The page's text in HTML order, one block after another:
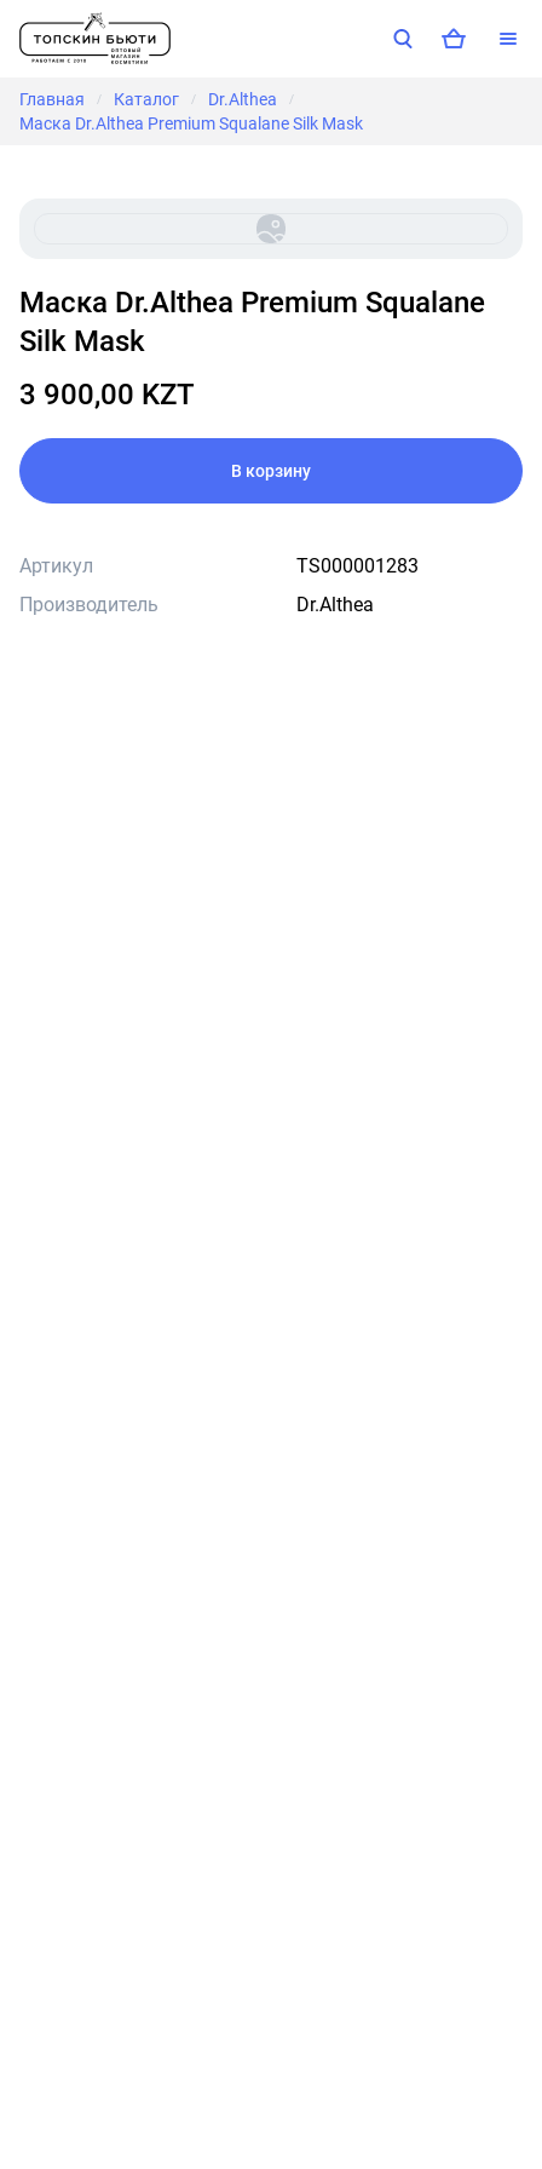
Главная / Каталог / Dr.Althea /
Маска Dr.Althea Premium Squalane Silk Mask
Маска Dr.Althea Premium Squalane
Silk Mask
3 900,00 KZT
В корзину
Артикул
TS000001283
Производитель
Dr.Althea